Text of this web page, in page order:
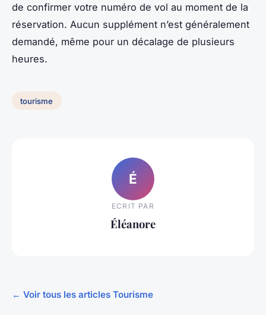
de confirmer votre numéro de vol au moment de la
réservation. Aucun supplément n’est généralement
demandé, même pour un décalage de plusieurs
heures.
tourisme
É
ECRIT PAR
Éléanore
← Voir tous les articles Tourisme